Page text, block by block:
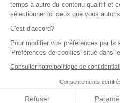
temps à autre du contenu qualitif et
sélectionner ici ceux que vous
C'est d'accord?
Pour modifier vos préférences par la
'Préférences de cookies' situé dans
Consulter notre politique de
Consentements
Refuser
Français
Informations légales
Politique
Gestion des cookies